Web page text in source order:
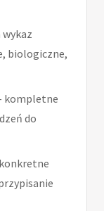
wykaz
biologiczne,
kompletne
do